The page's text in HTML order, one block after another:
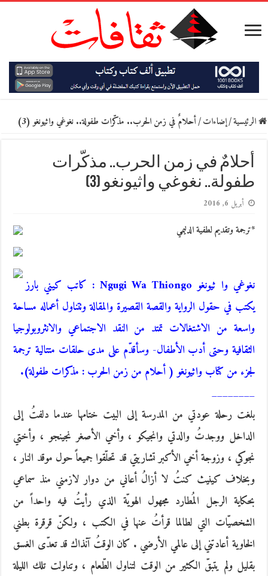
الرئيسية/إضاءات/أحلامٌ في زمن الحرب.. مذكّرات طفولة.. نغوغي واثيونغو (3)
أحلامٌ في زمن الحرب.. مذكّرات
طفولة.. نغوغي واثيونغو (3)
أبريل 6, 2016
*ترجمة وتقديم لطفية الدليمي
نغوغي وا ثيونغو Ngugi Wa Thiongo : كاتب كيني بارز
يكتب في حقول الرواية والقصة القصيرة والمقالة وتتناول أعماله مساحة
واسعة من الاشتغالات تمتد من النقد الاجتماعي والانثروبولوجيا
الثقافية وحتى أدب الأطفال- وسأقدّم على مدى حلقات متتالية ترجمة
لجزء من كتاب واثيونغو ( أحلام من زمن الحرب : مذكرات طفولة).
________
بلغت رحلة عودتي من المدرسة إلى البيت ختامها عندما دلفتُ إلى
الداخل ووجدتُ والدتي وانجيكو ، وأخي الأصغر نجينجو ، وأختي
نجوكي ، وزوجة أخي الأكبر تشاريتي قد تحلّقوا جميعاً حول موقد النار ،
وبخلاف كينيث كنتُ لا أزالُ أعاني من دوار لازمني منذ سماعي
بحكاية الرجل المُطارد مجهول الهويّة الذي رأيتُ فيه واحداً من
الشخصيّات التي لطالما قرأتُ عنها في الكتب ، ولكنّ قرقرة بطني
الخاوية أعادتني إلى عالمي الأرضي . كان الوقتُ آنذاك قد تعدّى الغسق
بقليل ولم يتبقّ الكثير من الوقت لتناول الطّعام ، وتناولت تلك الليلة